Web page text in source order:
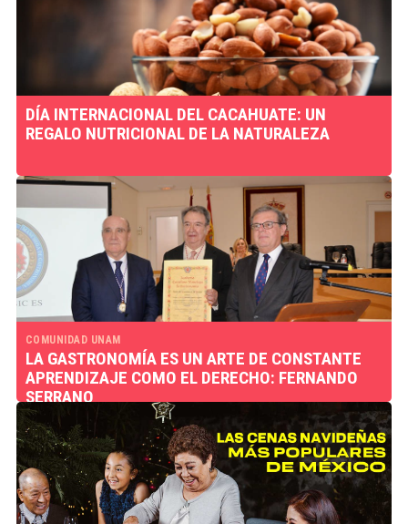
DÍA INTERNACIONAL DEL CACAHUATE: UN
REGALO NUTRICIONAL DE LA NATURALEZA
COMUNIDAD UNAM
LA GASTRONOMÍA ES UN ARTE DE CONSTANTE
APRENDIZAJE COMO EL DERECHO: FERNANDO
SERRANO